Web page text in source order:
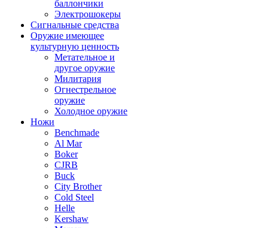
баллончики
Электрошокеры
Сигнальные средства
Оружие имеющее
культурную ценность
Метательное и
другое оружие
Милитария
Огнестрельное
оружие
Холодное оружие
Ножи
Benchmade
Al Mar
Boker
CJRB
Buck
City Brother
Cold Steel
Helle
Kershaw